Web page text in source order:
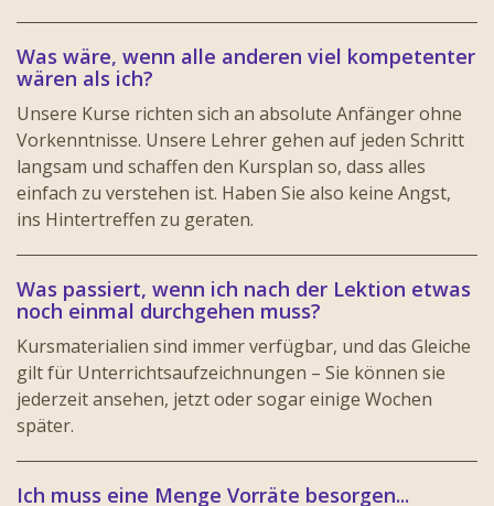
Was wäre, wenn alle anderen viel kompetenter
wären als ich?
Unsere Kurse richten sich an absolute Anfänger ohne
Vorkenntnisse. Unsere Lehrer gehen auf jeden Schritt
langsam und schaffen den Kursplan so, dass alles
einfach zu verstehen ist. Haben Sie also keine Angst,
ins Hintertreffen zu geraten.
Was passiert, wenn ich nach der Lektion etwas
noch einmal durchgehen muss?
Kursmaterialien sind immer verfügbar, und das Gleiche
gilt für Unterrichtsaufzeichnungen – Sie können sie
jederzeit ansehen, jetzt oder sogar einige Wochen
später.
Ich muss eine Menge Vorräte besorgen...